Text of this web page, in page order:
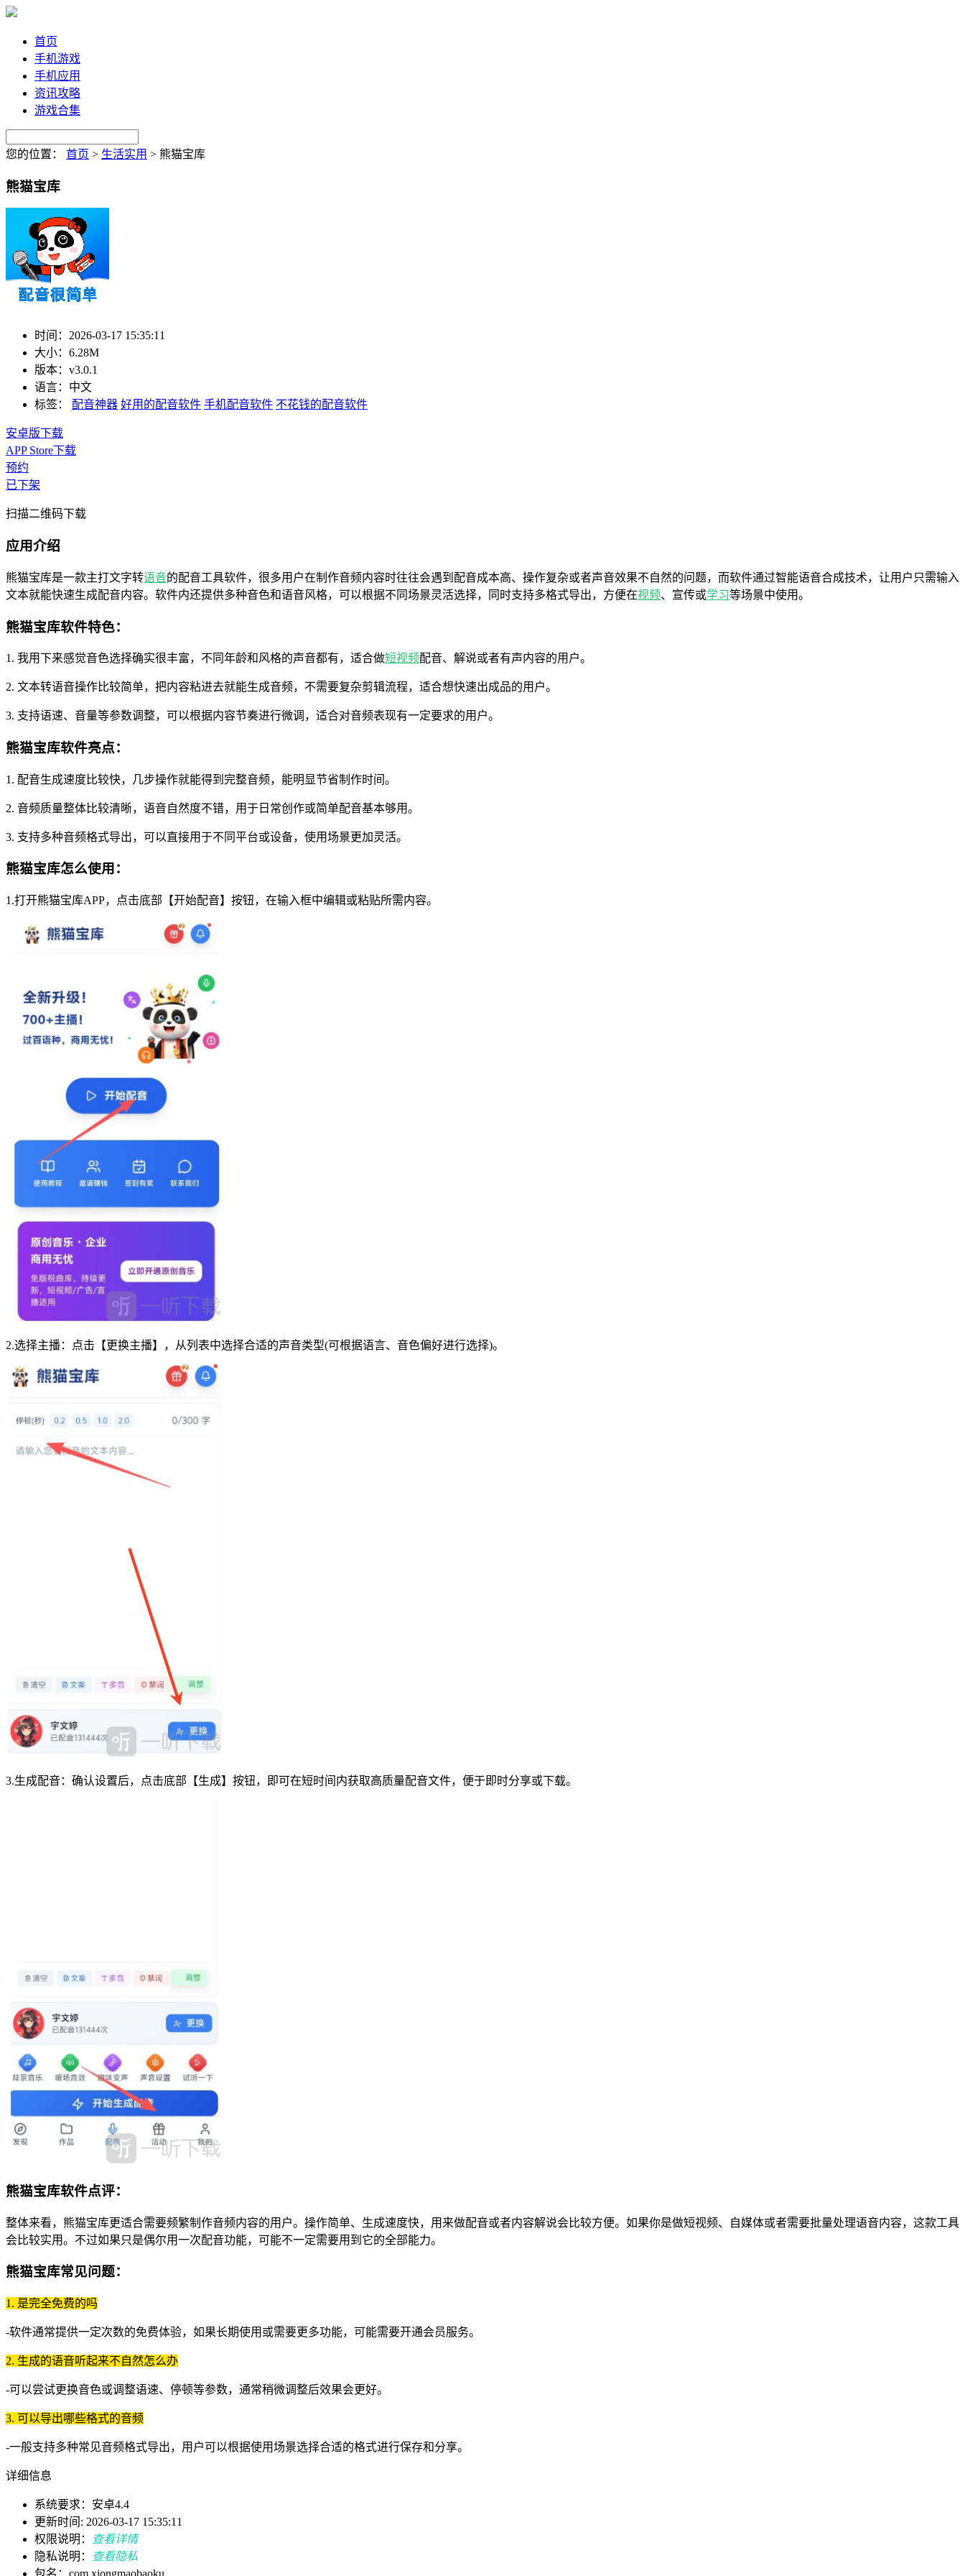
首页
手机游戏
手机应用
资讯攻略
游戏合集
您的位置： 首页 > 生活实用 > 熊猫宝库
熊猫宝库
时间： 2026-03-17 15:35:11
大小： 6.28M
版本： v3.0.1
语言： 中文
标签：
配音神器 好用的配音软件 手机配音软件 不花钱的配音软件
安卓版下载
APP Store下载
预约
已下架
扫描二维码下载
应用介绍
熊猫宝库是一款主打文字转语音的配音工具软件，很多用户在制作音频内容时往往会遇到配音成本高、操作复杂或者声音效果不自然的问题，而软件通过智能语音合成技术，让用户只需输入
文本就能快速生成配音内容。软件内还提供多种音色和语音风格，可以根据不同场景灵活选择，同时支持多格式导出，方便在视频、宣传或学习等场景中使用。
熊猫宝库软件特色：
1. 我用下来感觉音色选择确实很丰富，不同年龄和风格的声音都有，适合做短视频配音、解说或者有声内容的用户。
2. 文本转语音操作比较简单，把内容粘进去就能生成音频，不需要复杂剪辑流程，适合想快速出成品的用户。
3. 支持语速、音量等参数调整，可以根据内容节奏进行微调，适合对音频表现有一定要求的用户。
熊猫宝库软件亮点：
1. 配音生成速度比较快，几步操作就能得到完整音频，能明显节省制作时间。
2. 音频质量整体比较清晰，语音自然度不错，用于日常创作或简单配音基本够用。
3. 支持多种音频格式导出，可以直接用于不同平台或设备，使用场景更加灵活。
熊猫宝库怎么使用：
1.打开熊猫宝库APP，点击底部【开始配音】按钮，在输入框中编辑或粘贴所需内容。‌‌
2.选择主播‌：点击【更换主播】，从列表中选择合适的声音类型(可根据语言、音色偏好进行选择)。
3.生成配音‌：确认设置后，点击底部【生成】按钮，即可在短时间内获取高质量配音文件，便于即时分享或下载。
熊猫宝库软件点评：
整体来看，熊猫宝库更适合需要频繁制作音频内容的用户。操作简单、生成速度快，用来做配音或者内容解说会比较方便。如果你是做短视频、自媒体或者需要批量处理语音内容，这款工具
会比较实用。不过如果只是偶尔用一次配音功能，可能不一定需要用到它的全部能力。
熊猫宝库常见问题：
1. 是完全免费的吗
-软件通常提供一定次数的免费体验，如果长期使用或需要更多功能，可能需要开通会员服务。
2. 生成的语音听起来不自然怎么办
-可以尝试更换音色或调整语速、停顿等参数，通常稍微调整后效果会更好。
3. 可以导出哪些格式的音频
-一般支持多种常见音频格式导出，用户可以根据使用场景选择合适的格式进行保存和分享。
详细信息
系统要求：安卓4.4
更新时间: 2026-03-17 15:35:11
权限说明：
查看详情
隐私说明：
查看隐私
包名：com.xiongmaobaoku